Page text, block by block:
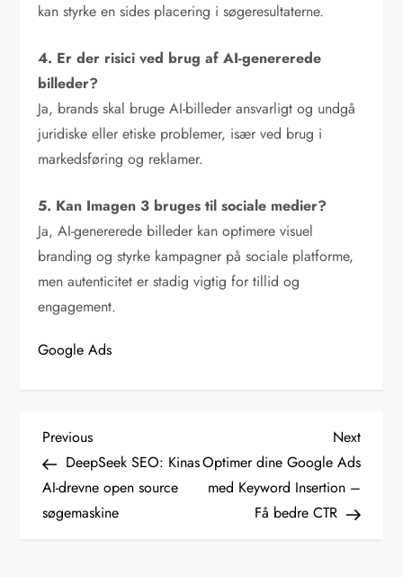
kan styrke en sides placering i søgeresultaterne.
4. Er der risici ved brug af AI-genererede
billeder?
Ja, brands skal bruge AI-billeder ansvarligt og undgå
juridiske eller etiske problemer, især ved brug i
markedsføring og reklamer.
5. Kan Imagen 3 bruges til sociale medier?
Ja, AI-genererede billeder kan optimere visuel
branding og styrke kampagner på sociale platforme,
men autenticitet er stadig vigtig for tillid og
engagement.
Google Ads
I
n
d
l
Previous
Post
Previous
DeepSeek SEO: Kinas
AI-drevne open source
søgemaskine
Next
Post
Next
Optimer dine Google Ads
med Keyword Insertion –
Få bedre CTR